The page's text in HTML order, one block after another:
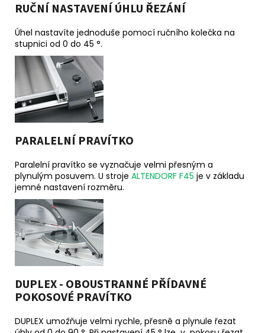
RUČNÍ NASTAVENÍ ÚHLU ŘEZÁNÍ
Úhel nastavíte jednoduše pomocí ručního kolečka na
stupnici od 0 do 45 °.
PARALELNÍ PRAVÍTKO
Paralelní pravítko se vyznačuje velmi přesným a
plynulým posuvem. U stroje ALTENDORF F45 je v základu
jemné nastavení rozměru.
DUPLEX - OBOUSTRANNÉ PŘÍDAVNÉ
POKOSOVÉ PRAVÍTKO
DUPLEX umožňuje velmi rychle, přesně a plynule řezat